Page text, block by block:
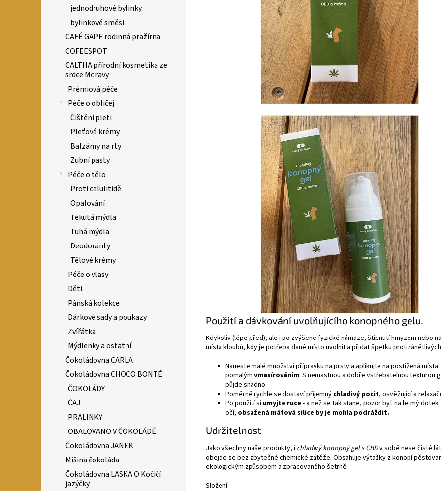
jednodruhové bylinky
bylinkové směsi
CAFÉ GAPE rodinná pražírna
COFEESPOT
CALTHA přírodní kosmetika ze
srdce Moravy
Prémiová péče
Péče o obličej
Čištění pleti
Pleťové krémy
Balzámy na rty
Zubní pasty
Péče o tělo
Proti celulitidě
Opalování
Tekutá mýdla
Tuhá mýdla
Deodoranty
Tělové krémy
Péče o vlasy
Děti
Pánská kolekce
Dárkové sady a poukazy
Zvířátka
Mýdlenky a ostatní
Čokoládovna CARLA
Čokoládovna CHOCO BONTÉ
ČOKOLÁDY
ČAJ
PRALINKY
OBALOVANO V ČOKOLÁDĚ
Čokoládovna JANEK
Míšina čokoláda
Čokoládovna LASKA O Kočičí
jazýčky
Použití a dávkování uvolňujícího konopného gelu.
Kdykoliv (lépe před), ale i po zvýšené fyzické námaze, štípnutí hmyzem nebo
místa kloubů, kdy je potřeba dané místo uvolnit a přidat špetku
Naneste malé množství přípravku na prsty a aplikujte na postižená místa
pomalým vmasírováním. S nemastnou a dobře vstřebatelnou texturou
půjde snadno.
Poměrně rychle se dostaví příjemný chladivý pocit, osvěžující a
Po použití si umyjte ruce - a než se tak stane, pozor byť na letmý dotek
očí, obsažená mátová silice by je mohla podráždit.
Udržitelnost
Jako všechny naše produkty, i chladivý konopný gel s CBDv sobě nese čisté
obejde se bez zbytečné chemické zátěže. Obsahuje výtažky z konopí
ekologickým způsobem a zpracovaného šetrně.
Složení: